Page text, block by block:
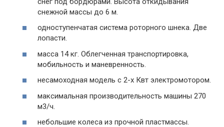
снежной массы до 6 м.
одноступенчатая система роторного шнека. Две
лопасти.
масса 14 кг. Облегченная транспортировка,
мобильность и маневренность.
несамоходная модель с 2-х Квт электромотором.
максимальная производительность машины 270
м3/ч.
небольшие колеса из прочной пластмассы.